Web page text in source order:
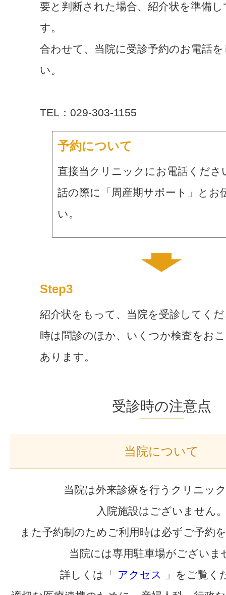
要と判断された場合、紹介状を準備
す。
合わせて、当院に受診予約のお電話
い。
TEL：029-303-1155
予約について
直接当クリニックにお電話くださ
話の際に「周産期サポート」とお
い。
Step3
紹介状をもって、当院を受診してく
時は問診のほか、いくつか検査をお
あります。
受診時の注意点
当院について
当院は外来診療を行うクリニッ
入院施設はございません
また予約制のためご利用時は必ずご予約
当院には専用駐車場がございま
詳しくは「
アクセス
」をご覧く